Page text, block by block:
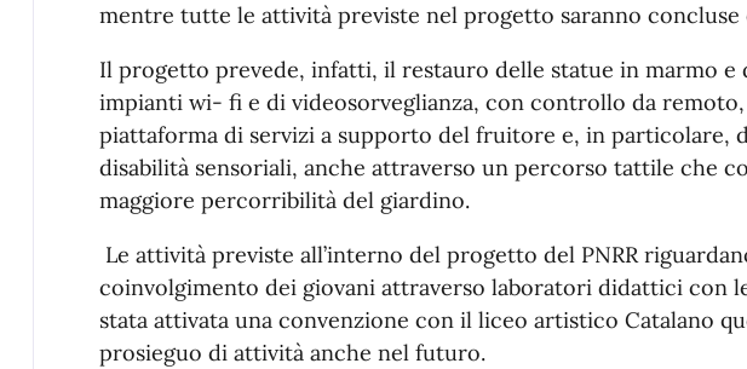
mentre tutte le attività previste nel progetto saranno concluse
Il progetto prevede, infatti, il restauro delle statue in marmo e
impianti wi- fi e di videosorveglianza, con controllo da remoto,
piattaforma di servizi a supporto del fruitore e, in particolare,
disabilità sensoriali, anche attraverso un percorso tattile che
maggiore percorribilità del giardino.
Le attività previste all’interno del progetto del PNRR
coinvolgimento dei giovani attraverso laboratori didattici con
stata attivata una convenzione con il liceo artistico Catalano
prosieguo di attività anche nel futuro.